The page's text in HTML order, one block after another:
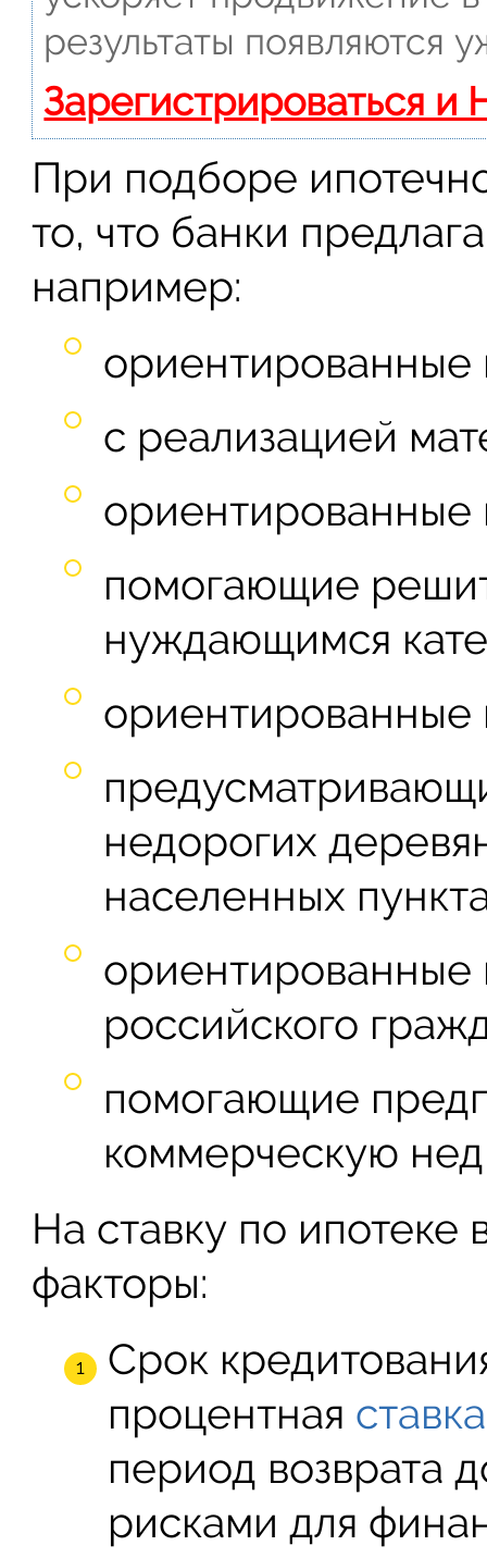
результаты появляются
Зарегистрироваться и
При подборе
то, что банки
например:
с реализацией
помогающие
нуждающимся
ориентированные
недорогих
населенных
ориентированные
российского
помогающие
коммерческую
На ставку по
факторы:
Срок
процентная ставка
период возврата
рисками для